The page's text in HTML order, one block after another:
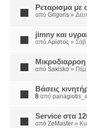
Ρεταρισμα με
από Grigoris »
jimny και
από Αρίστος »
Μικροδιαρροη
από Sakisko » Πέμ
Βάσεις
από
Service στα
από ZeMaster »